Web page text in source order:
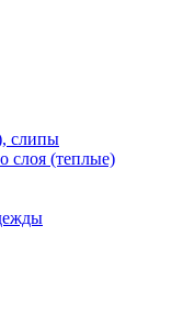
слипы
слоя (теплые)